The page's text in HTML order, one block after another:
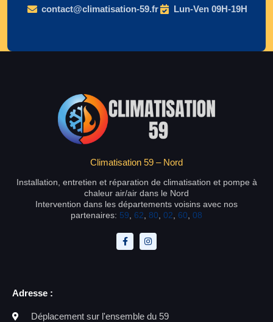
contact@climatisation-59.fr Lun-Ven 09H-19H
Climatisation 59 – Nord
Installation, entretien et réparation de climatisation et pompe à
chaleur air/air dans le Nord
Intervention dans les départements voisins avec nos
partenaires: 59 62 80 02 60 08
Adresse :
Déplacement sur l'ensemble du 59